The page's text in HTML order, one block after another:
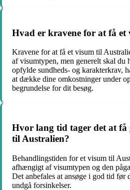
Hvad er kravene for at få et
Kravene for at få et visum til
af visumtypen, men generelt skal du
opfylde sundheds- og karakterkrav,
at dække dine omkostninger under
begrundelse for dit besøg.
Hvor lang tid tager det at få
til Australien?
Behandlingstiden for et visum til
afhængigt af visumtypen og den
Det anbefales at ansøge i god tid før
undgå forsinkelser.